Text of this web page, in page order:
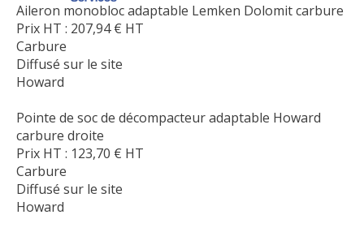
Aileron monobloc adaptable Lemken Dolomit carbure
Prix HT : 207,94€ HT
Carbure
Diffusé sur le site
Howard
Pointe de soc de décompacteur adaptable Howard
carbure droite
Prix HT : 123,70 € HT
Carbure
Diffusé sur le site
Howard